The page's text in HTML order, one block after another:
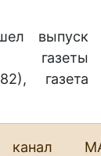
выпуск
газеты
газета
канал